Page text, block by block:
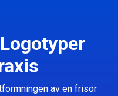
av en frisör